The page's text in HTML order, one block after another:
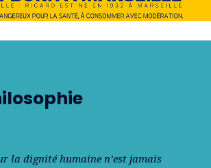
la dignité humaine n’est jamais